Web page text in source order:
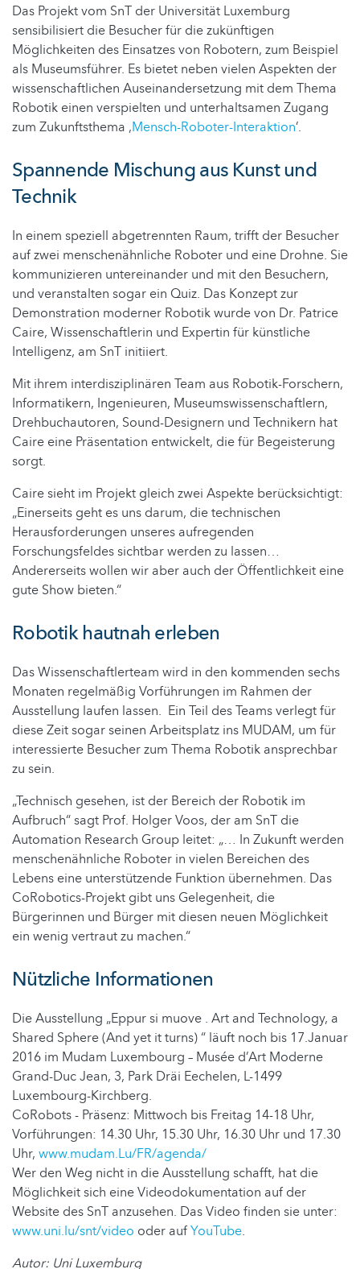
Das Projekt vom SnT der Universität Luxemburg
sensibilisiert die Besucher für die zukünftigen
Möglichkeiten des Einsatzes von Robotern, zum Beispiel
als Museumsführer. Es bietet neben vielen Aspekten der
wissenschaftlichen Auseinandersetzung mit dem Thema
Robotik einen verspielten und unterhaltsamen Zugang
zum Zukunftsthema ‚Mensch-Roboter-Interaktion’.
Spannende Mischung aus Kunst und
Technik
In einem speziell abgetrennten Raum, trifft der Besucher
auf zwei menschenähnliche Roboter und eine Drohne. Sie
kommunizieren untereinander und mit den Besuchern,
und veranstalten sogar ein Quiz. Das Konzept zur
Demonstration moderner Robotik wurde von Dr. Patrice
Caire, Wissenschaftlerin und Expertin für künstliche
Intelligenz, am SnT initiiert.
Mit ihrem interdisziplinären Team aus Robotik-Forschern,
Informatikern, Ingenieuren, Museumswissenschaftlern,
Drehbuchautoren, Sound-Designern und Technikern hat
Caire eine Präsentation entwickelt, die für Begeisterung
sorgt.
Caire sieht im Projekt gleich zwei Aspekte berücksichtigt:
„Einerseits geht es uns darum, die technischen
Herausforderungen unseres aufregenden
Forschungsfeldes sichtbar werden zu lassen…
Andererseits wollen wir aber auch der Öffentlichkeit eine
gute Show bieten.“
Robotik hautnah erleben
Das Wissenschaftlerteam wird in den kommenden sechs
Monaten regelmäßig Vorführungen im Rahmen der
Ausstellung laufen lassen. Ein Teil des Teams verlegt für
diese Zeit sogar seinen Arbeitsplatz ins MUDAM, um für
interessierte Besucher zum Thema Robotik ansprechbar
zu sein.
„Technisch gesehen, ist der Bereich der Robotik im
Aufbruch“ sagt Prof. Holger Voos, der am SnT die
Automation Research Group leitet: „… In Zukunft werden
menschenähnliche Roboter in vielen Bereichen des
Lebens eine unterstützende Funktion übernehmen. Das
CoRobotics-Projekt gibt uns Gelegenheit, die
Bürgerinnen und Bürger mit diesen neuen Möglichkeit
ein wenig vertraut zu machen.“
Nützliche Informationen
Die Ausstellung „Eppur si muove . Art and Technology, a
Shared Sphere (And yet it turns) “ läuft noch bis 17.Januar
2016 im Mudam Luxembourg – Musée d’Art Moderne
Grand-Duc Jean, 3, Park Dräi Eechelen, L-1499
Luxembourg-Kirchberg.
CoRobots - Präsenz: Mittwoch bis Freitag 14-18 Uhr,
Vorführungen: 14.30 Uhr, 15.30 Uhr, 16.30 Uhr und 17.30
Uhr, www.mudam.Lu/FR/agenda/
Wer den Weg nicht in die Ausstellung schafft, hat die
Möglichkeit sich eine Videodokumentation auf der
Website des SnT anzusehen. Das Video finden sie unter:
www.uni.lu/snt/video oder aufYouTube.
Autor: Uni Luxemburg